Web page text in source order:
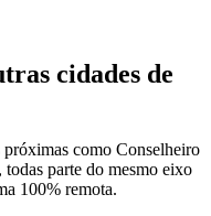
cidades de
como Conselheiro
parte do mesmo eixo
100% remota.